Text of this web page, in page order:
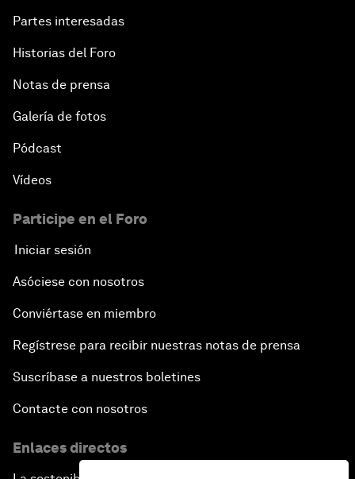
Partes interesadas
Historias del Foro
Notas de prensa
Galería de fotos
Pódcast
Vídeos
Participe en el Foro
Iniciar sesión
Asóciese con nosotros
Conviértase en miembro
Regístrese para recibir nuestras notas de prensa
Suscríbase a nuestros boletines
Contacte con nosotros
Enlaces directos